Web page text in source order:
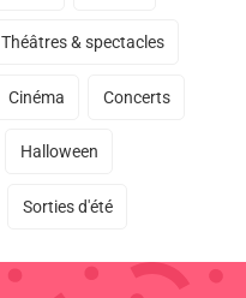
Théâtres & spectacles
Cinéma Concerts
Halloween
Sorties d'été